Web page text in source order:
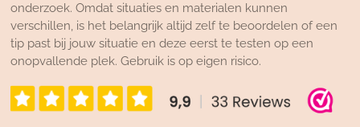
onderzoek. Omdat situaties en materialen kunnen
verschillen, is het belangrijk altijd zelf te beoordelen of een
tip past bij jouw situatie en deze eerst te testen op een
onopvallende plek. Gebruik is op eigen risico.